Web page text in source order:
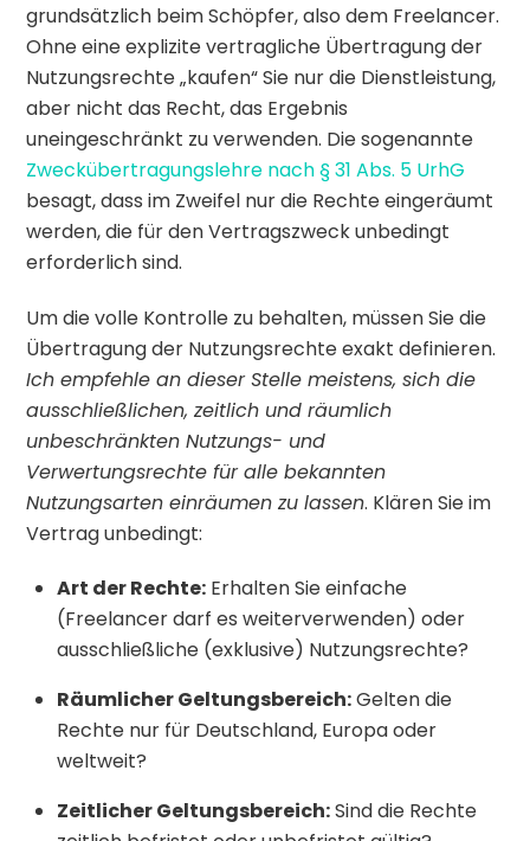
grundsätzlich beim Schöpfer, also dem Freelancer.
Ohne eine explizite vertragliche Übertragung der
Nutzungsrechte „kaufen“ Sie nur die Dienstleistung,
aber nicht das Recht, das Ergebnis
uneingeschränkt zu verwenden. Die sogenannte
Zweckübertragungslehre nach § 31 Abs. 5 UrhG
besagt, dass im Zweifel nur die Rechte eingeräumt
werden, die für den Vertragszweck unbedingt
erforderlich sind.
Um die volle Kontrolle zu behalten, müssen Sie die
Übertragung der Nutzungsrechte exakt definieren.
Ich empfehle an dieser Stelle meistens, sich die
ausschließlichen, zeitlich und räumlich
unbeschränkten Nutzungs- und
Verwertungsrechte für alle bekannten
Nutzungsarten einräumen zu lassen. Klären Sie im
Vertrag unbedingt:
Art der Rechte: Erhalten Sie einfache
(Freelancer darf es weiterverwenden) oder
ausschließliche (exklusive) Nutzungsrechte?
Räumlicher Geltungsbereich:Gelten die
Rechte nur für Deutschland, Europa oder
weltweit?
Zeitlicher Geltungsbereich:Sind die Rechte